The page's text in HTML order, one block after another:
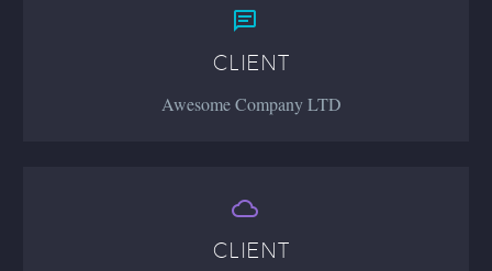


CLIENT
Awesome Company LTD


CLIENT